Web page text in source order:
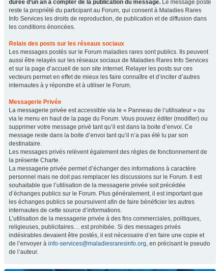
durée d’un an à compter de la publication du message. Le message posté
reste la propriété du participant au Forum, qui consent à Maladies Rares
Info Services les droits de reproduction, de publication et de diffusion dans
les conditions énoncées.
Relais des posts sur les réseaux sociaux
Les messages postés sur le Forum maladies rares sont publics. Ils peuvent
aussi être relayés sur les réseaux sociaux de Maladies Rares Info Services
et sur la page d’accueil de son site internet. Relayer les posts sur ces
vecteurs permet en effet de mieux les faire connaître et d’inciter d’autres
internautes à y répondre et à utiliser le Forum.
Messagerie Privée
La messagerie privée est accessible via le « Panneau de l’utilisateur » ou
via le menu en haut de la page du Forum. Vous pouvez éditer (modifier) ou
supprimer votre message privé tant qu’il est dans la boite d’envoi. Ce
message reste dans la boite d’envoi tant qu’il n’a pas été lu par son
destinataire.
Les messages privés relèvent également des règles de fonctionnement de
la présente Charte.
La messagerie privée permet d’échanger des informations à caractère
personnel mais ne doit pas remplacer les discussions sur le Forum. Il est
souhaitable que l’utilisation de la messagerie privée soit précédée
d’échanges publics sur le Forum. Plus généralement, il est important que
les échanges publics se poursuivent afin de faire bénéficier les autres
internautes de cette source d’informations.
L’utilisation de la messagerie privée à des fins commerciales, politiques,
religieuses, publicitaires… est prohibée. Si des messages privés
indésirables devaient être postés, il est nécessaire d’en faire une copie et
de l’envoyer à info-services@maladiesraresinfo.org, en précisant le pseudo
de l’auteur.